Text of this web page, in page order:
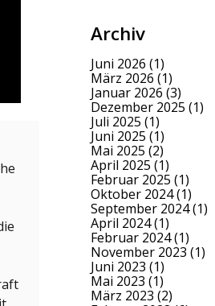
Archiv
Juni 2026 (1)
März 2026 (1)
Januar 2026 (3)
Dezember 2025 (1)
Juli 2025 (1)
Juni 2025 (1)
Mai 2025 (2)
April 2025 (1)
Februar 2025 (1)
Oktober 2024(1)
September 2024(1)
April 2024(1)
Februar 2024(1)
November 2023 (1)
Juni 2023 (1)
Mai 2023 (1)
März 2023 (2)